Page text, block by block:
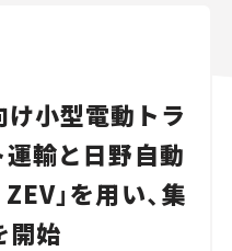
小型電動トラ
運輸と日野自動
」を用い、集
開始